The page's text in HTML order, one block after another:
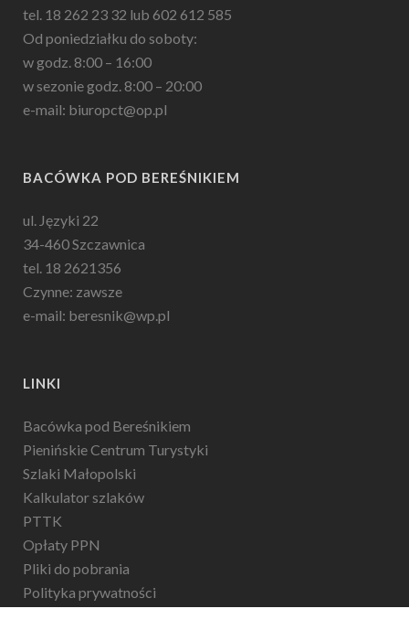
tel. 18 262 23 32 lub 602 612 585
Od poniedziałku do soboty:
w godz. 8:00 – 16:00
w sezonie godz. 8:00 – 20:00
e-mail: biuropct@op.pl
BACÓWKA POD BEREŚNIKIEM
ul. Języki 22
34-460 Szczawnica
tel. 18 2621356
Czynne: zawsze
e-mail: beresnik@wp.pl
LINKI
Bacówka pod Bereśnikiem
Pienińskie Centrum Turystyki
Szlaki Małopolski
Kalkulator szlaków
PTTK
Opłaty PPN
Pliki do pobrania
Polityka prywatności